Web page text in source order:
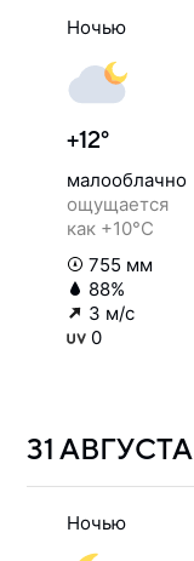
Ночью
+12°
малооблачно
ощущается
как +10°C
755 мм
88%
3 м/с
0
31 АВГУСТА
Ночью